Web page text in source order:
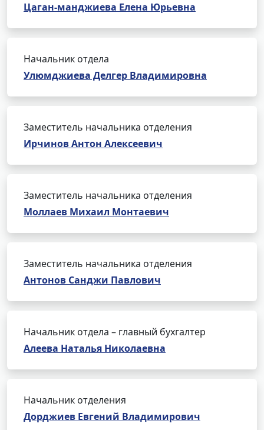
Цаган-манджиева Елена Юрьевна
Начальник отдела
Улюмджиева Делгер Владимировна
Заместитель начальника отделения
Ирчинов Антон Алексеевич
Заместитель начальника отделения
Моллаев Михаил Монтаевич
Заместитель начальника отделения
Антонов Санджи Павлович
Начальник отдела – главный бухгалтер
Алеева Наталья Николаевна
Начальник отделения
Дорджиев Евгений Владимирович